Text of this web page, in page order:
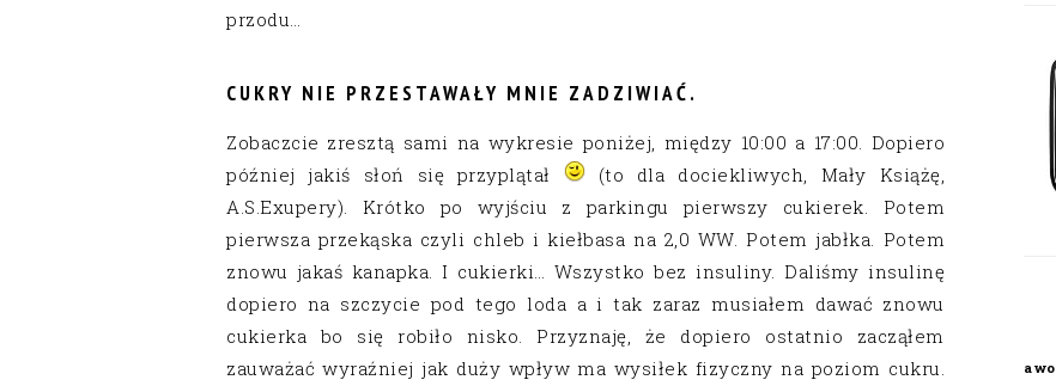
przodu…
CUKRY NIE PRZESTAWAŁY MNIE ZADZIWIAĆ.
Zobaczcie zresztą sami na wykresie poniżej, między 10:00 a 17:00. Dopiero
później jakiś słoń się przyplątał
(to dla dociekliwych, Mały Książę,
A.S.Exupery). Krótko po wyjściu z parkingu pierwszy cukierek. Potem
pierwsza przekąska czyli chleb i kiełbasa na 2,0 WW. Potem jabłka. Potem
znowu jakaś kanapka. I cukierki… Wszystko bez insuliny. Daliśmy insulinę
dopiero na szczycie pod tego loda a i tak zaraz musiałem dawać znowu
cukierka bo się robiło nisko. Przyznaję, że dopiero ostatnio zacząłem
zauważać wyraźniej jak duży wpływ ma wysiłek fizyczny na poziom cukru.